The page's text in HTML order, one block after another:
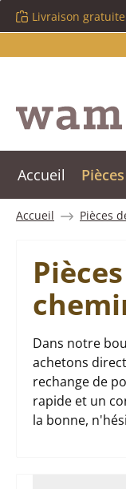
au contenu
Passer à la
Passer à la
Livraison
Accueil
Accueil Pièces
Dans notre
achetons
rechange de
rapide et un
la bonne,